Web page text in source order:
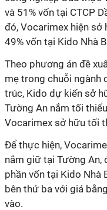
và 51% vốn tại CTCP
đó, Vocarimex hiện sở
49% vốn tại Kido Nhà
Theo phương án đề
mẹ trong chuỗi ngành
trúc, Kido dự kiến sở
Tường An nắm tối
Vocarimex sở hữu tối
Để thực hiện,
nắm giữ tại Tường An,
phần vốn tại Kido Nhà
bên thứ ba với giá
vào.